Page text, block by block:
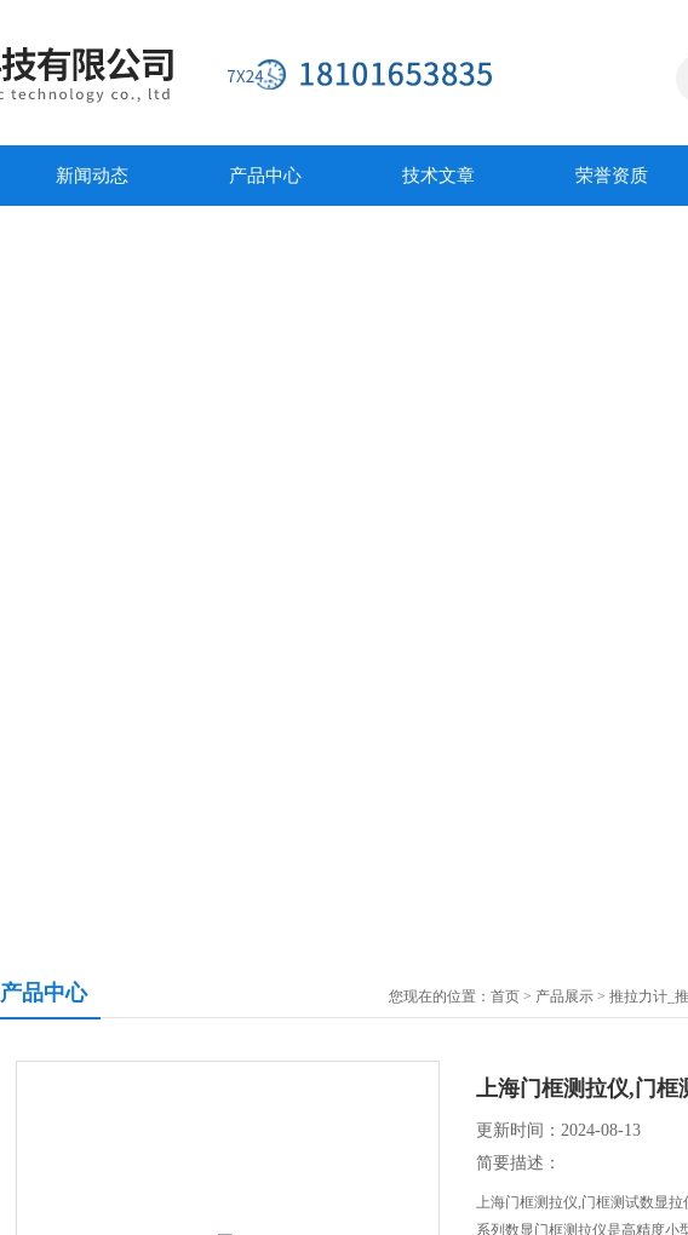
新闻动态 产品中心 技术文章 荣誉资质
产品中心 您现在的位置： 首页 > 产品展示 > 推拉力计_
上海门框测拉仪,门框
更新时间：2024-08-13
简要描述：
上海门框测拉仪,门框测试数显
系列数显门框测拉仪是高精度小